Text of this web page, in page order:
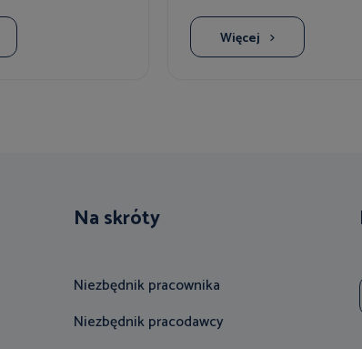
Więcej
Na skróty
Niezbędnik pracownika
Niezbędnik pracodawcy